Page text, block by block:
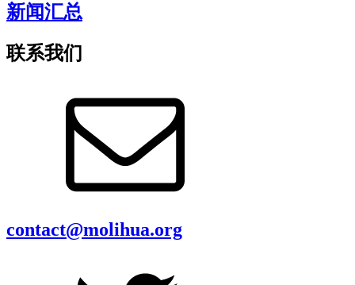
新闻汇总
联系我们
contact@molihua.org